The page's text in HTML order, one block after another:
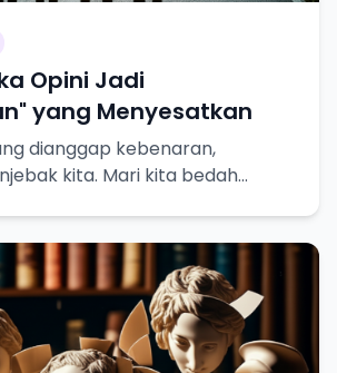
Opini Jadi
yang Menyesatkan
dianggap kebenaran,
kita. Mari kita bedah